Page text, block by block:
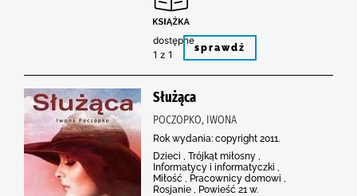
dostępne
1 z 1
sprawdź
Służąca
POCZOPKO, IWONA
Rok wydania: copyright 2011.
Dzieci , Trójkąt miłosny ,
Informatycy i informatyczki ,
Miłość , Pracownicy domowi ,
Rosjanie , Powieść 21 w.